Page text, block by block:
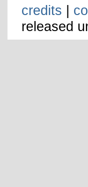
credits |
released